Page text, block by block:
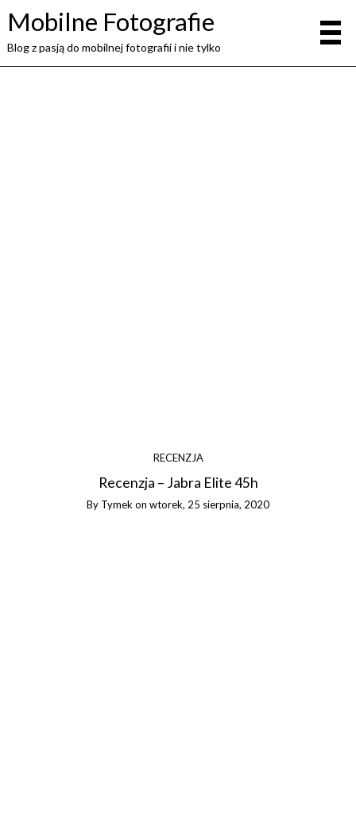
Mobilne Fotografie
Blog z pasją do mobilnej fotografii i nie tylko
RECENZJA
Recenzja – Jabra Elite 45h
By Tymekon wtorek, 25 sierpnia, 2020